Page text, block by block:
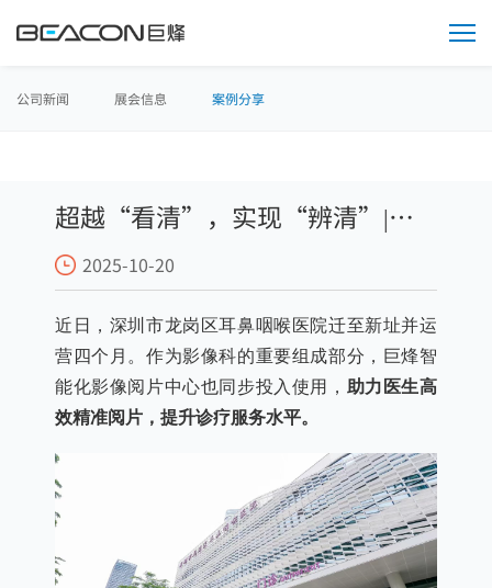
清”，
公司新闻 展会信息 案例分享
超越“看清”，实现“辨清”|巨
烽为耳鼻喉精准诊疗筑牢基石
2025-10-20
近日，深圳市龙岗区耳鼻咽喉医院迁至新址并运
营四个月。作为影像科的重要组成部分，巨烽智
能化影像阅片中心也同步投入使用， 助力医生高
效精准阅片，提升诊疗服务水平。